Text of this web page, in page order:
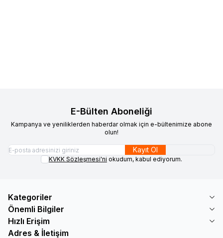
E-Bülten Aboneliği
Kampanya ve yeniliklerden haberdar olmak için e-bültenimize abone
olun!
Kayıt Ol
KVKK Sözleşmesi'ni okudum, kabul ediyorum.
Kategoriler
Önemli Bilgiler
Hızlı Erişim
Adres & İletişim